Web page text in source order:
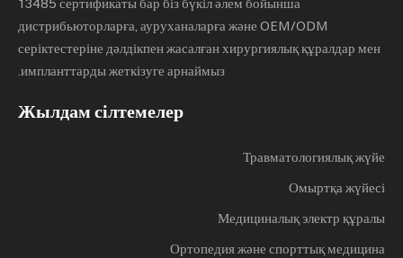
дистрибьюторларға, ауруханаларға және OEM/ODM
серіктестеріне дәлдікпен жасалған хирургиялық құралдар мен
импланттарды жеткізуге арнаймыз.
Жылдам сілтемелер
Травматологиялық жүйе
Омыртқа жүйесі
Медициналық электр құралы
Ортопедия және спорттық медицина